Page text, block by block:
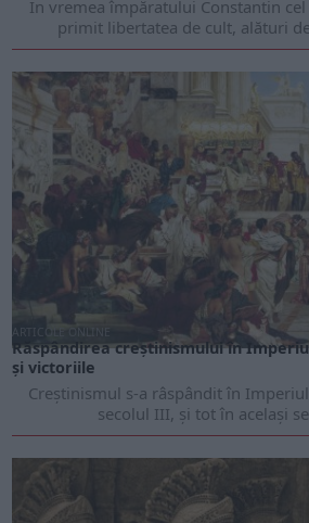
În vremea împăratului Constantin
primit libertatea de cult, alături
ARTICOLE ONLINE
Răspândirea creștinismului în
și victoriile
Creștinismul s-a râspândit în
secolul III, și tot în același